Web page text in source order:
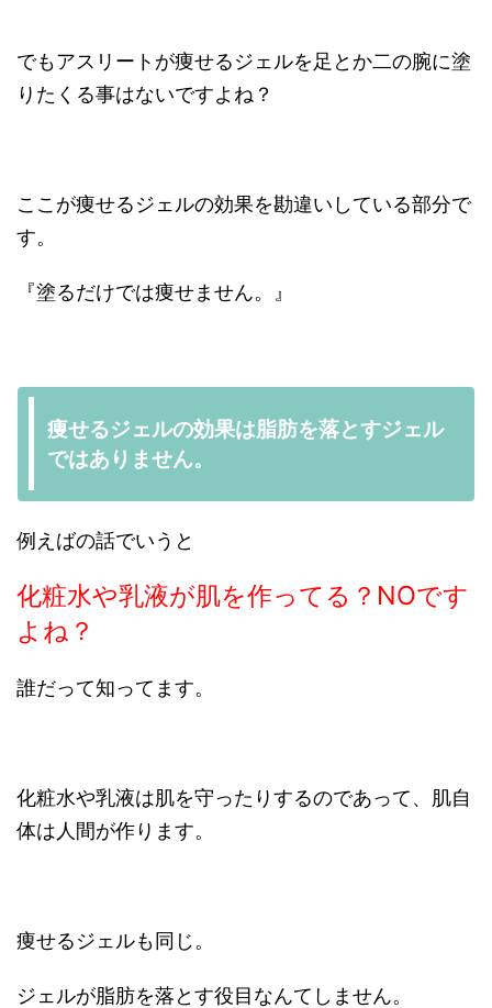
でもアスリートが痩せるジェルを足とか二の腕に塗
りたくる事はないですよね？
ここが痩せるジェルの効果を勘違いしている部分で
す。
『塗るだけでは痩せません。』
痩せるジェルの効果は脂肪を落とすジェル
ではありません。
例えばの話でいうと
化粧水や乳液が肌を作ってる？NOです
よね？
誰だって知ってます。
化粧水や乳液は肌を守ったりするのであって、肌自
体は人間が作ります。
痩せるジェルも同じ。
ジェルが脂肪を落とす役目なんてしません。